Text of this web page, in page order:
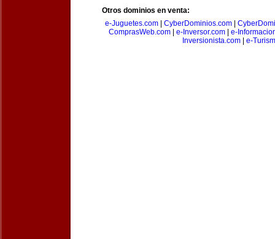
Otros dominios en venta:
e-Juguetes.com| CyberDominios.com|
ComprasWeb.com
e-Inversor.com
e-
Inversionista.com| e-